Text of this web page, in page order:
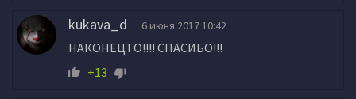
kukava_d 6 июня 2017 10:42
НАКОНЕЦТО!!!! СПАСИБО!!!
+13